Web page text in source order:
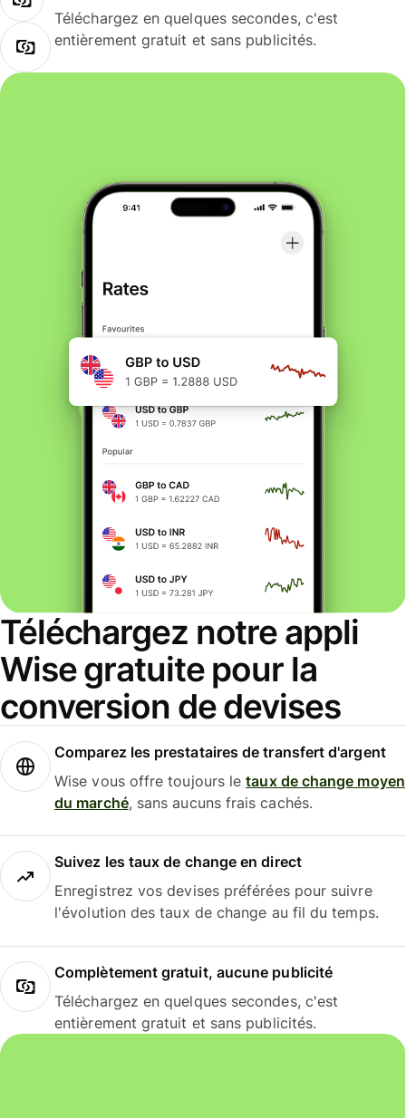
Téléchargez en quelques secondes, c'est
entièrement gratuit et sans publicités.
Téléchargez notre appli
Wise gratuite pour la
conversion de devises
Comparez les prestataires de transfert d'argent
Wise vous offre toujours letaux de change moyen
du marché, sans aucuns frais cachés.
Suivez les taux de change en direct
Enregistrez vos devises préférées pour suivre
l'évolution des taux de change au fil du temps.
Complètement gratuit, aucune publicité
Téléchargez en quelques secondes, c'est
entièrement gratuit et sans publicités.